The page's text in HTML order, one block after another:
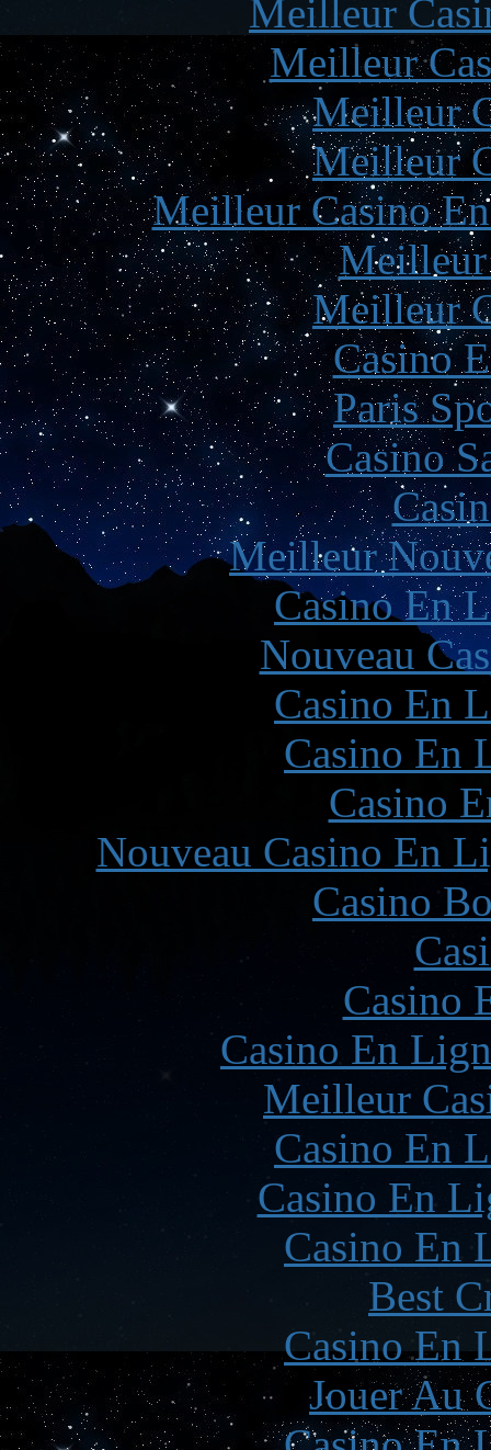
Meilleur
Meilleur
Meilleur
Meilleur
Meilleur Casino
Meilleur
Meilleur
Casino
Paris
Casino
Meilleur
Casino En
Nouveau
Casino En
Casino En
Casino
Nouveau Casino En
Casino
Casino
Casino En
Meilleur
Casino En
Casino En
Casino En
Best
Casino En
Jouer Au